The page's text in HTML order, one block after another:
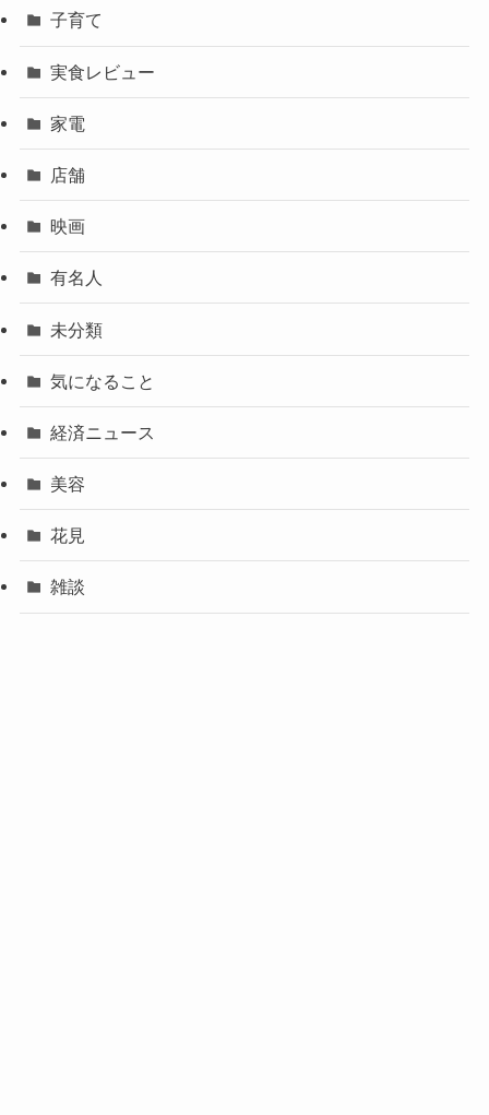
子育て
実食レビュー
家電
店舗
映画
有名人
未分類
気になること
経済ニュース
美容
花見
雑談